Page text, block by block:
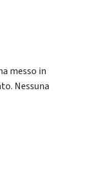
messo in
Nessuna